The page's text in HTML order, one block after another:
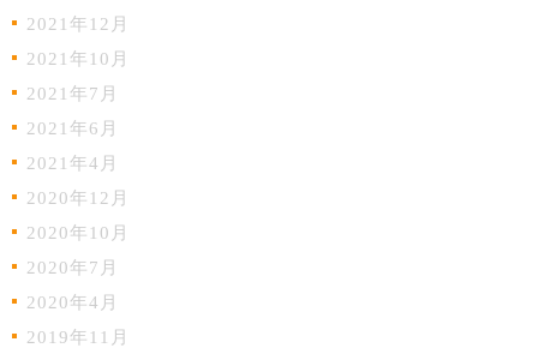
2021年12月
2021年10月
2021年7月
2021年6月
2021年4月
2020年12月
2020年10月
2020年7月
2020年4月
2019年11月